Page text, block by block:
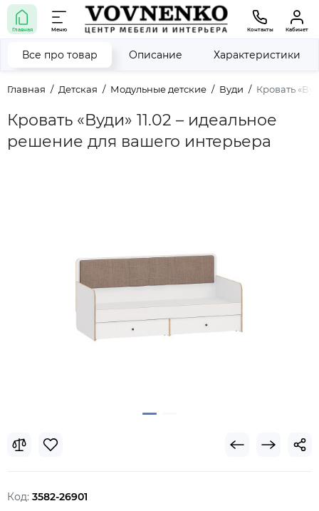
Главная Меню Контакты Кабинет
Главная Детская Модульные детские Вуди Кровать
Кровать «Вуди» 11.02 – идеальное
решение для вашего интерьера
Все про товар Описание Характеристики
Код: 3582-26901